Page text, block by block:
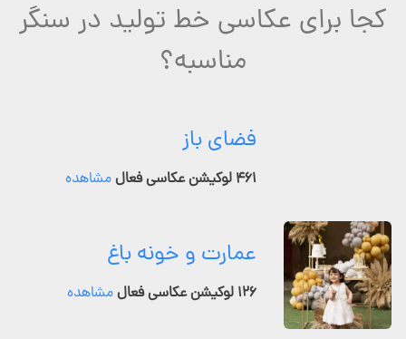
کجا برای عکاسی خط تولید در سنگر
مناسبه؟
فضای باز
۴۶۱ لوکیشن عکاسی فعال مشاهده
عمارت و خونه باغ
۱۲۶ لوکیشن عکاسی فعال مشاهده